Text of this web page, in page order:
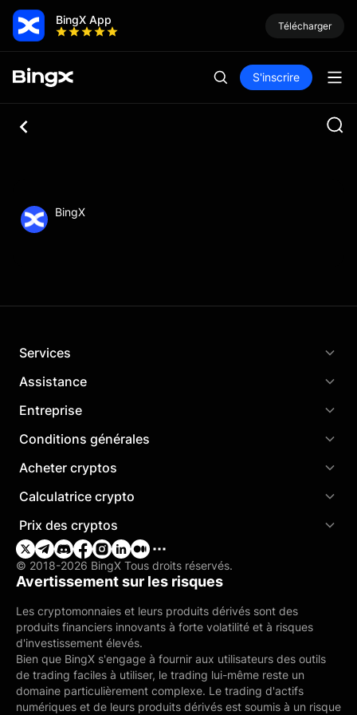
BingX App Télécharger
S'inscrire
BingX
Services
Assistance
Entreprise
Conditions générales
Acheter cryptos
Calculatrice crypto
Prix des cryptos
© 2018-2026 BingX Tous droits réservés.
Avertissement sur les risques
Les cryptomonnaies et leurs produits dérivés sont des
produits financiers innovants à forte volatilité et à risques
d'investissement élevés.
Bien que BingX s'engage à fournir aux utilisateurs des outils
de trading faciles à utiliser, le trading lui-même reste un
domaine particulièrement complexe. Le trading d'actifs
numériques et de leurs produits dérivés est soumis à un risque